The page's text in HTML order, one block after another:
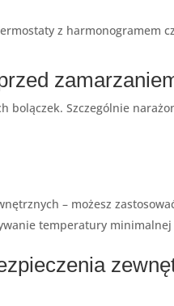
z harmonogramem
bolączek. Szczególnie
– możesz
temperatury